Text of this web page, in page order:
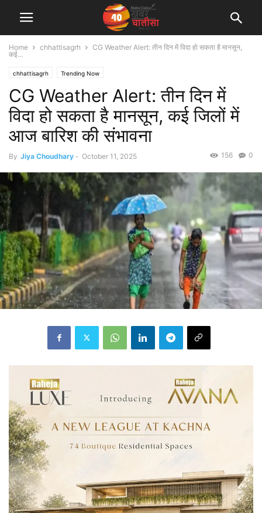
Home chhattisagrh
CG Weather Alert: तीन दिन में विदा हो सकता है मानसून,
कई...
chhattisagrh Trending Now
CG Weather Alert: तीन दिन में
विदा हो सकता है मानसून, कई जिलों में
आज बारिश की संभावना
By Jiya Choudhary - October 11, 2025 0
156